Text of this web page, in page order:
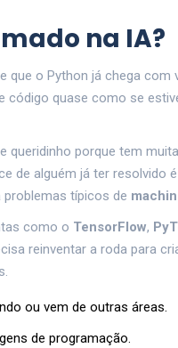
na IA?
que o Python já chega com
código quase como se
queridinho porque tem
de alguém já ter resolvido
típicos de
como o TensorFlow,
reinventar a roda para
ou vem de outras áreas.
de programação.